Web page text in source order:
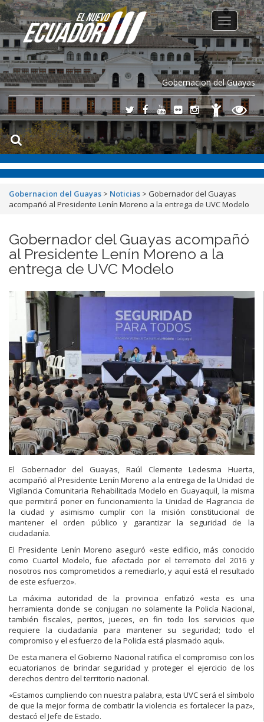
Gobernacion del Guayas
Toggle
navigation
Gobernacion del Guayas > Noticias > Gobernador del Guayas
acompañó al Presidente Lenín Moreno a la entrega de UVC Modelo
Gobernador del Guayas acompañó
al Presidente Lenín Moreno a la
entrega de UVC Modelo
El Gobernador del Guayas, Raúl Clemente Ledesma Huerta,
acompañó al Presidente Lenín Moreno a la entrega de la Unidad de
Vigilancia Comunitaria Rehabilitada Modelo en Guayaquil, la misma
que permitirá poner en funcionamiento la Unidad de Flagrancia de
la ciudad y asimismo cumplir con la misión constitucional de
mantener el orden público y garantizar la seguridad de la
ciudadanía.
El Presidente Lenín Moreno aseguró «este edificio, más conocido
como Cuartel Modelo, fue afectado por el terremoto del 2016 y
nosotros nos comprometidos a remediarlo, y aquí está el resultado
de este esfuerzo».
La máxima autoridad de la provincia enfatizó «esta es una
herramienta donde se conjugan no solamente la Policía Nacional,
también fiscales, peritos, jueces, en fin todo los servicios que
requiere la ciudadanía para mantener su seguridad; todo el
compromiso y el esfuerzo de la Policía está plasmado aquí».
De esta manera el Gobierno Nacional ratifica el compromiso con los
ecuatorianos de brindar seguridad y proteger el ejercicio de los
derechos dentro del territorio nacional.
«Estamos cumpliendo con nuestra palabra, esta UVC será el símbolo
de que la mejor forma de combatir la violencia es fortalecer la paz»,
destacó el Jefe de Estado.